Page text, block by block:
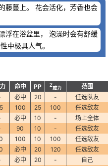
藤蔓上。 花会活化，芳香也会
浮在浴盆里， 泡澡时会有舒缓
中极具人气。
命中 PP Z
威力
范围
必中 20 -
任选队友
100 25 100
任选敌友
必中 10 -
场上全体
90 10 -
任选敌友
100 10 100
任选敌友
必中 20 120
任选敌友
必中 20 -
自己